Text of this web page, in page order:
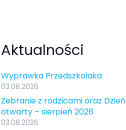
Aktualności
Wyprawka Przedszkolaka
03.08.2026
Zebranie z rodzicami oraz Dzień
otwarty – sierpień 2026
03.08.2026